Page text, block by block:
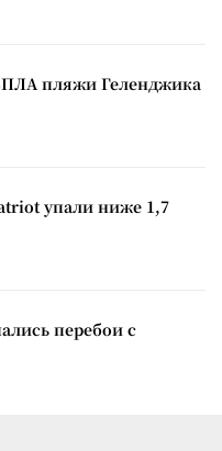
пляжи Геленджика
упали ниже 1,7
перебои с